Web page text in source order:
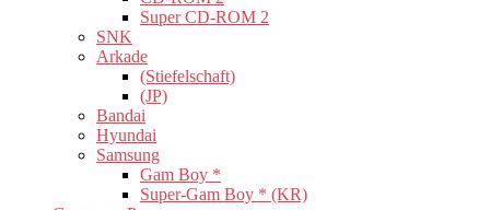
Super CD-ROM 2
SNK
Arkade
(Stiefelschaft)
(JP)
Bandai
Hyundai
Samsung
Gam Boy *
Super-Gam Boy * (KR)